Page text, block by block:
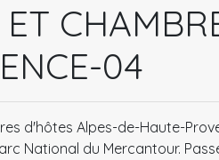
ET
04
d'hôtes Alpes-de-Haute-
National du Mercantour.